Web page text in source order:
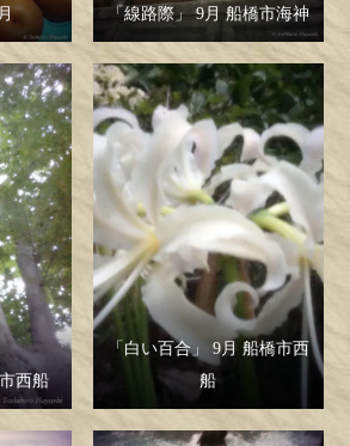
「線路際」 9月 船橋市海神
西船
「白い百合」 9月 船橋市西
船